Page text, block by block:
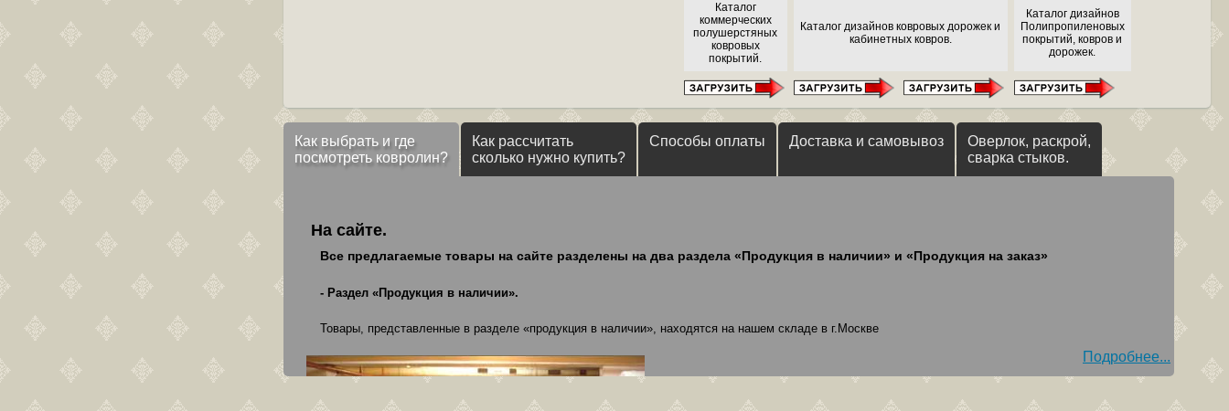
Каталог
коммерческих
полушерстяных
ковровых
покрытий.
Каталог дизайнов ковровых дорожек и
кабинетных ковров.
Каталог дизайнов
Полипропиленовых
покрытий, ковров и
дорожек.
Как выбрать и где
посмотреть ковролин?
Как рассчитать
сколько нужно купить?
Способы оплаты Доставка и самовывоз
Оверлок, раскрой,
сварка стыков.
На сайте.
Все предлагаемые товары на сайте разделены на два раздела «Продукция в наличии» и «Продукция на заказ»
- Раздел «Продукция в наличии».
Товары, представленные в разделе «продукция в наличии», находятся на нашем складе в г.Москве
Подробнее...